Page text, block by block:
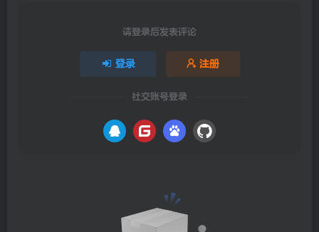
请登录后发表评论
登录 注册
社交账号登录